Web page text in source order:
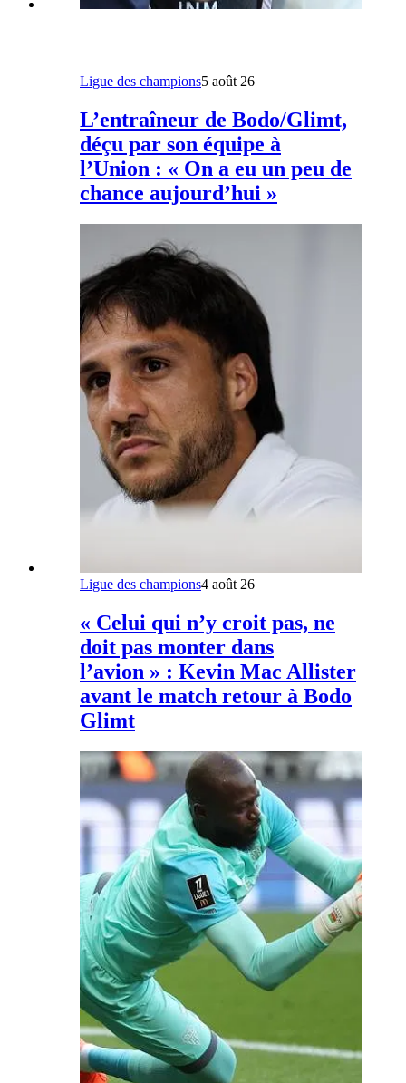
Ligue des champions5 août 26
L’entraîneur de Bodo/Glimt,
déçu par son équipe à
l’Union : « On a eu un peu de
chance aujourd’hui »
Ligue des champions4 août 26
« Celui qui n’y croit pas, ne
doit pas monter dans
l’avion » : Kevin Mac Allister
avant le match retour à Bodo
Glimt